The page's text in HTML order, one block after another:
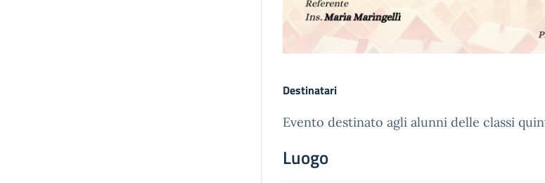
Destinatari
Evento destinato agli alunni delle classi
Luogo